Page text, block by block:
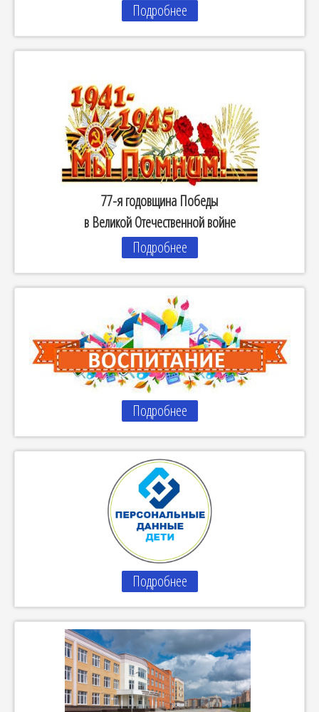
Подробнее
77-я годовщина Победы
в Великой Отечественной войне
Подробнее
Подробнее
Подробнее